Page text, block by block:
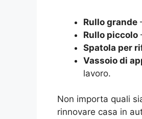
Rullo grande
Rullo piccolo
Spatola per
Vassoio di
lavoro.
Non importa quali
rinnovare casa in